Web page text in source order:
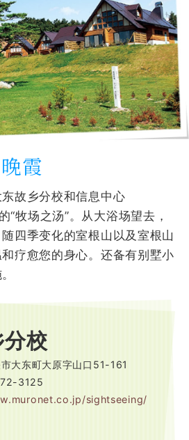
霞
故乡分校和信息中心
“牧场之汤”。从大浴场望去，
四季变化的室根山以及室根山
疗愈您的身心。还备有别墅小
校
大东町大原字山口51-161
3125
sightseeing/